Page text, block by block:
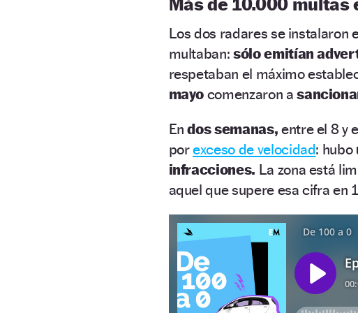
Los dos radares se instalaron
multaban:sólo emitían
respetaban el máximo
mayo comenzaron a
Endos semanas, entre el 8 y
porexceso de velocidad: hubo
infracciones. La zona está
aquel que supere esa cifra en